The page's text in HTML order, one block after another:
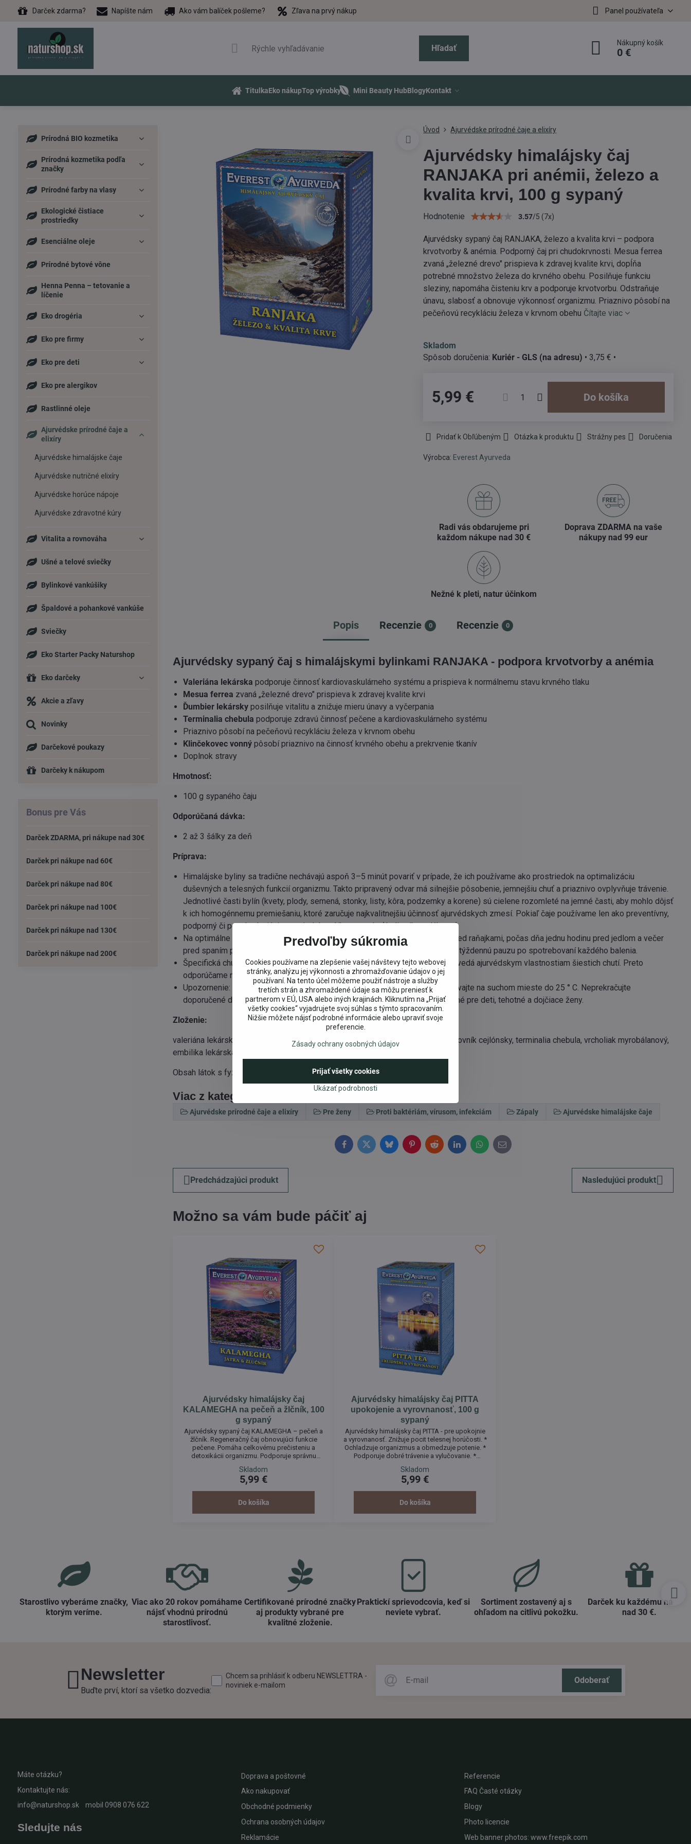
Darček zdarma? Napíšte nám Ako vám balíček pošleme? Zľava na prvý nákup Panel používateľa
Hľadať
Nákupný košík
0 €
TitulkaEko nákupTop výrobky Mini Beauty HubBlogyKontakt
Úvod Ajurvédske prírodné čaje a elixíry
Ajurvédsky himalájsky čaj
RANJAKA pri anémii, železo a
kvalita krvi, 100 g sypaný
Hodnotenie 3.57/5 (7x)
Ajurvédsky sypaný čaj RANJAKA, železo a kvalita krvi – podpora
krvotvorby & anémia. Podporný čaj pri chudokrvnosti. Mesua ferrea
zvaná „železné drevo" prispieva k zdravej kvalite krvi, dopĺňa
potrebné množstvo železa do krvného obehu. Posilňuje funkciu
sleziny, napomáha čisteniu krv a podporuje krvotvorbu. Odstraňuje
únavu, slabosť a obnovuje výkonnosť organizmu. Priaznivo pôsobí na
pečeňovú recykláciu železa v krvnom obehu Čítajte viac
Skladom
Kuriér - GLS (na adresu) •3,75 € •
5,99 € Do košíka
Pridať k Obľúbeným Otázka k produktu Strážny pes Doručenia
Výrobca: Everest Ayurveda
Radi vás obdarujeme pri
každom nákupe nad 30 €
Doprava ZDARMA na vaše
nákupy nad 99 eur
Nežné k pleti, natur účinkom
Popis Recenzie 0 Recenzie 0
Ajurvédsky sypaný čaj s himalájskymi bylinkami RANJAKA - podpora krvotvorby a anémia
Valeriána lekárska​ podporuje činnosť kardiovaskulárneho systému a prispieva k normálnemu stavu krvného tlaku
Mesua ferrea zvaná „železné drevo" prispieva k zdravej kvalite krvi
Ďumbier lekársky posilňuje vitalitu a znižuje mieru únavy a vyčerpania
Terminalia chebula podporuje zdravú činnosť pečene a kardiovaskulárneho systému
Priaznivo pôsobí na pečeňovú recykláciu železa v krvnom obehu
Klinčekovec vonný pôsobí priaznivo na činnosť krvného obehu a prekrvenie tkanív
Doplnok stravy
Hmotnosť:
100 g sypaného čaju
Odporúčaná dávka:
2 až 3 šálky za deň
Príprava:
Himalájske byliny sa tradične nechávajú aspoň 3–5 minút povariť v prípade, že ich používame ako prostriedok na optimalizáciu
duševných a telesných funkcií organizmu. Takto pripravený odvar má silnejšie pôsobenie, jemnejšiu chuť a priaznivo ovplyvňuje trávenie.
Jednotlivé časti bylín (kvety, plody, semená, stonky, listy, kôra, podzemky a korene) sú cielene rozomleté na jemné časti, aby mohlo dôjsť
k ich homogénnemu premiešaniu, ktoré zaručuje najkvalitnejšiu účinnosť ajurvédskych zmesí. Pokiaľ čaje používame len ako preventívny,
podporný či povzbudzujúci prostriedok, môžeme nechať byliny iba vylúhovať.
Na optimálne pôsobenie bylinného odvaru pijeme čaje teplé najlepšie ráno pred raňajkami, počas dňa jednu hodinu pred jedlom a večer
pred spaním počas trvania obnovy vytúžených funkcií organizmu. Ponechajte týždennú pauzu po spotrebovaní každého balenia.
Špecifická chuť každého čaju je súčasťou terapeutického pôsobenia a zodpovedá ajurvédskym vlastnostiam šiestich chutí. Preto
odporúčame nepridávať žiadne sladidlá.
Upozornenie: Doplnok stravy s bylinami. Ukladajte mimo dosahu detí. Uchovávajte na suchom mieste do 25 ° C. Neprekračujte
doporučené dávkovanie. Nepoužívajte ako náhradu pestrej stravy. Nie je určené pre deti, tehotné a dojčiace ženy.
Zloženie:
valeriána lekárska, mesua ferrea, ďumbier lekársky, vetiveria zizanioides, škoricovník cejlónsky, terminalia chebula, vrcholiak myrobálanový,
embilika lekárska, klinčekovec voňavý, kardamón obyčajný, dlhé korenie
Obsah látok s fyziologickým účinkom v odporúčanej dennej dávke je 4–6 g.
Viac z kategórie
Ajurvédske prírodné čaje a elixíry Pre ženy Proti baktériám, vírusom, infekciám Zápaly Ajurvédske himalájske čaje
FacebookTwitterBlueskyPinterestRedditLinkedInWhatsApp
E-
mail
Predchádzajúci produkt Nasledujúci produkt
Možno sa vám bude páčiť aj
Ajurvédsky himalájsky čaj
KALAMEGHA na pečeň a žlčník, 100
g sypaný
Ajurvédsky sypaný čaj KALAMEGHA – pečeň a
žlčník. Regeneračný čaj obnovujúci funkcie
pečene. Pomáha celkovému prečisteniu a
detoxikácii organizmu. Podporuje správnu
fungovaniu a očiste pečene. Priaznivo pôsobí na
optimálnu činnosť pečene pri jej nadmernom
Skladom
5,99 €
Do košíka
Ajurvédsky himalájsky čaj PITTA
upokojenie a vyrovnanosť, 100 g
sypaný
Ajurvédsky himalájsky čaj PITTA - pre upokojnie
a vyrovnanosť. Znižuje pocit telesnej horúčosti. *
Ochladzuje organizmus a obmedzuje potenie. *
Podporuje dobré trávenie a vylučovanie. *
páleniu žáhy. * Uľavuje pri črevných potiažach,
hnačkách a hemoroidoch. * Pôsobí proti akné,
Skladom
5,99 €
Do košíka
Prírodná BIO kozmetika
Prírodná kozmetika podľa
značky
Prírodné farby na vlasy
Ekologické čistiace
prostriedky
Esenciálne oleje
Prírodné bytové vône
Henna Penna – tetovanie a
líčenie
Eko drogéria
Eko pre firmy
Eko pre deti
Eko pre alergikov
Rastlinné oleje
Ajurvédske prírodné čaje a
elixíry
Ajurvédske himalájske čaje
Ajurvédske nutričné elixíry
Ajurvédske horúce nápoje
Ajurvédske zdravotné kúry
Vitalita a rovnováha
Ušné a telové sviečky
Bylinkové vankúšiky
Špaldové a pohankové vankúše
Sviečky
Eko Starter Packy Naturshop
Eko darčeky
Akcie a zľavy
Novinky
Darčekové poukazy
Darčeky k nákupom
Bonus pre Vás
Darček ZDARMA, pri nákupe nad 30€
Darček pri nákupe nad 60€
Darček pri nákupe nad 80€
Darček pri nákupe nad 100€
Darček pri nákupe nad 130€
Darček pri nákupe nad 200€
Starostlivo vyberáme značky,
ktorým veríme​.
Viac ako 20 rokov pomáhame
nájsť vhodnú prírodnú
starostlivosť​.
Certifikované prírodné značky
aj produkty vybrané pre
kvalitné zloženie​.
Praktickí sprievodcovia, keď si
neviete vybrať​.
Sortiment zostavený aj s
ohľadom na citlivú pokožku​.
Darček ku každému nákupu
nad 30 €​.
Newsletter
Buďte prví, ktorí sa všetko dozvedia:
Odoberať
Chcem sa prihlásiť k odberu NEWSLETTRA -
noviniek e-mailom
Máte otázku?
Kontaktujte nás:
info@naturshop.skmobil 0908 076 622
Sledujte nás
Doprava a poštovné
Ako nakupovať
Obchodné podmienky
Ochrana osobných údajov
Reklamácie
Referencie
FAQ Časté otázky
Blogy
Photo licencie
Web banner photos: www.freepik.com
Predvoľby súkromia
Cookies používame na zlepšenie vašej návštevy tejto webovej
stránky, analýzu jej výkonnosti a zhromažďovanie údajov o jej
používaní. Na tento účel môžeme použiť nástroje a služby
tretích strán a zhromaždené údaje sa môžu preniesť k
partnerom v EÚ, USA alebo iných krajinách. Kliknutím na „Prijať
všetky cookies“ vyjadrujete svoj súhlas s týmto spracovaním.
Nižšie môžete nájsť podrobné informácie alebo upraviť svoje
preferencie.
Zásady ochrany osobných údajov
Ukázať podrobnosti
Prijať všetky cookies